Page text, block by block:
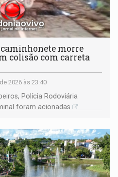
caminhonete morre
colisão com carreta
2026 às 23:40
Polícia Rodoviária
foram acionadas